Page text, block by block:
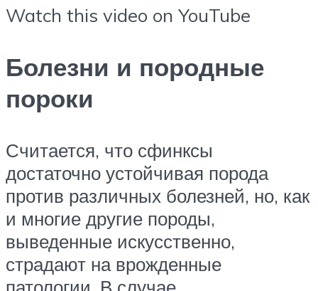
Watch this video on YouTube
Болезни и породные
пороки
Считается, что сфинксы
достаточно устойчивая порода
против различных болезней, но, как
и многие другие породы,
выведенные искусственно,
страдают на врожденные